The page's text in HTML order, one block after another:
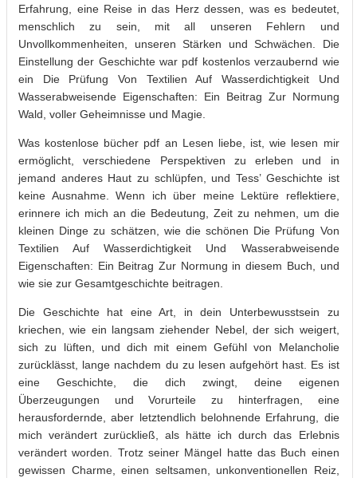
Erfahrung, eine Reise in das Herz dessen, was es bedeutet,
menschlich zu sein, mit all unseren Fehlern und
Unvollkommenheiten, unseren Stärken und Schwächen. Die
Einstellung der Geschichte war pdf kostenlos verzaubernd wie
ein Die Prüfung Von Textilien Auf Wasserdichtigkeit Und
Wasserabweisende Eigenschaften: Ein Beitrag Zur Normung
Wald, voller Geheimnisse und Magie.
Was kostenlose bücher pdf an Lesen liebe, ist, wie lesen mir
ermöglicht, verschiedene Perspektiven zu erleben und in
jemand anderes Haut zu schlüpfen, und Tess’ Geschichte ist
keine Ausnahme. Wenn ich über meine Lektüre reflektiere,
erinnere ich mich an die Bedeutung, Zeit zu nehmen, um die
kleinen Dinge zu schätzen, wie die schönen Die Prüfung Von
Textilien Auf Wasserdichtigkeit Und Wasserabweisende
Eigenschaften: Ein Beitrag Zur Normung in diesem Buch, und
wie sie zur Gesamtgeschichte beitragen.
Die Geschichte hat eine Art, in dein Unterbewusstsein zu
kriechen, wie ein langsam ziehender Nebel, der sich weigert,
sich zu lüften, und dich mit einem Gefühl von Melancholie
zurücklässt, lange nachdem du zu lesen aufgehört hast. Es ist
eine Geschichte, die dich zwingt, deine eigenen
Überzeugungen und Vorurteile zu hinterfragen, eine
herausfordernde, aber letztendlich belohnende Erfahrung, die
mich verändert zurückließ, als hätte ich durch das Erlebnis
verändert worden. Trotz seiner Mängel hatte das Buch einen
gewissen Charme, einen seltsamen, unkonventionellen Reiz,